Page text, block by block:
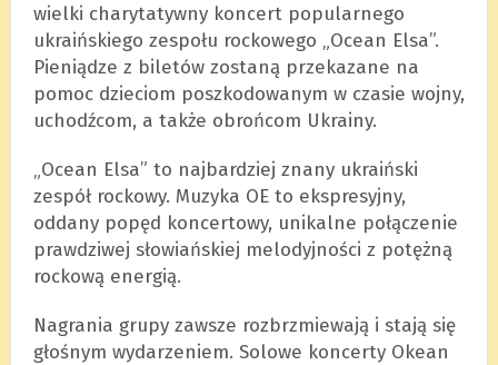
wielki charytatywny koncert popularnego
ukraińskiego zespołu rockowego „Ocean Elsa”.
Pieniądze z biletów zostaną przekazane na
pomoc dzieciom poszkodowanym w czasie wojny,
uchodźcom, a także obrońcom Ukrainy.
„Ocean Elsa” to najbardziej znany ukraiński
zespół rockowy. Muzyka OE to ekspresyjny,
oddany popęd koncertowy, unikalne połączenie
prawdziwej słowiańskiej melodyjności z potężną
rockową energią.
Nagrania grupy zawsze rozbrzmiewają i stają się
głośnym wydarzeniem. Solowe koncerty Okean